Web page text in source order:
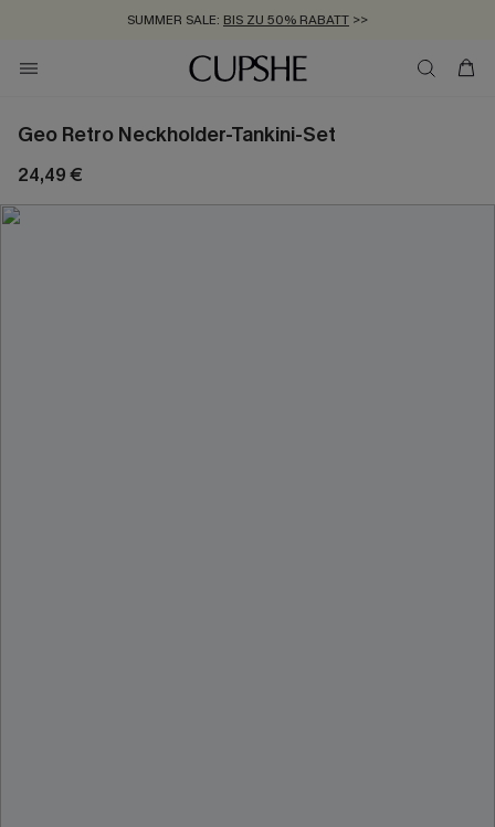
SUMMER SALE: BIS ZU 50% RABATT >>
ZUM NEWSLETTER:BIS ZU -20% EXTRA ERHALTEN
KOSTENLOSER VERSAND AB 89 €
Geo Retro Neckholder-Tankini-Set
24,49 €